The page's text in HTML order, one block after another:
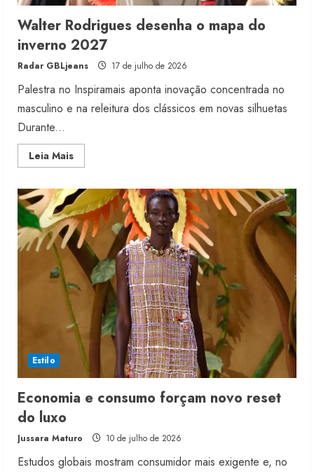
Walter Rodrigues desenha o mapa do
inverno 2027
Radar GBLjeans 17 de julho de 2026
Palestra no Inspiramais aponta inovação concentrada no
masculino e na releitura dos clássicos em novas silhuetas
Durante...
Leia MaisRead
more
Rodrigues
desenha
o
mapa
do
inverno
2027
Estilo
Economia e consumo forçam novo reset
do luxo
Jussara Maturo 10 de julho de 2026
Estudos globais mostram consumidor mais exigente e, no